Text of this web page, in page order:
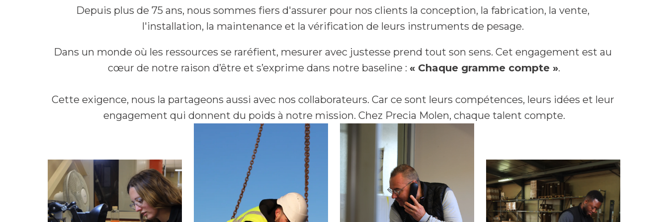
Depuis plus de 75 ans, nous sommes fiers d'assurer pour nos clients la conception, la fabrication, la vente,
l'installation, la maintenance et la vérification de leurs instruments de pesage.
Dans un monde où les ressources se raréfient, mesurer avec justesse prend tout son sens. Cet engagement est au
cœur de notre raison d’être et s’exprime dans notre baseline : « Chaque gramme compte ».
Cette exigence, nous la partageons aussi avec nos collaborateurs. Car ce sont leurs compétences, leurs idées et leur
engagement qui donnent du poids à notre mission. Chez Precia Molen, chaque talent compte.